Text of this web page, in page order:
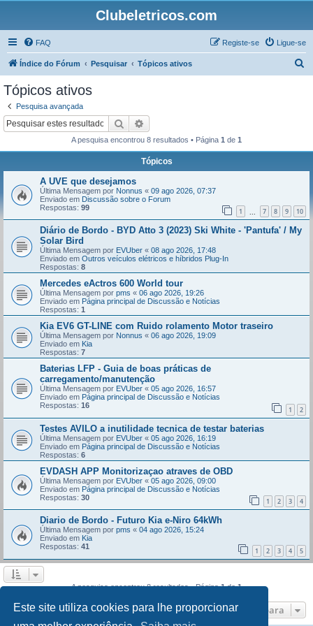
Este site utiliza cookies para lhe proporcionar
Clubeletricos.com
FAQ Ligue-se
Registe-se
Índice do Fórum Pesquisar Tópicos ativos
Tópicos ativos
Pesquisa avançada
Pesquisar
A pesquisa encontrou 8 resultados • Página 1 de 1
Tópicos
A UVE que desejamos
Última Mensagem por Nonnus « 09 ago 2026, 07:37
Enviado em Discussão sobre o Forum
Respostas: 99 1 7 8 9 10
Diário de Bordo - BYD Atto 3 (2023) Ski White - 'Pantufa' / My
Solar Bird
Última Mensagem por EVUber « 08 ago 2026, 17:48
Enviado em Outros veículos elétricos e híbridos Plug-In
Respostas: 8
Mercedes eActros 600 World tour
Última Mensagem por pms « 06 ago 2026, 19:26
Enviado em Página principal de Discussão e Notícias
Respostas: 1
Kia EV6 GT-LINE com Ruido rolamento Motor traseiro
Última Mensagem por Nonnus « 06 ago 2026, 19:09
Enviado em Kia
Respostas: 7
Baterias LFP - Guia de boas práticas de
carregamento/manutenção
Última Mensagem por EVUber « 05 ago 2026, 16:57
Enviado em Página principal de Discussão e Notícias
Respostas: 16 1 2
Testes AVILO a inutilidade tecnica de testar baterias
Última Mensagem por EVUber « 05 ago 2026, 16:19
Enviado em Página principal de Discussão e Notícias
Respostas: 6
EVDASH APP Monitorizaçao atraves de OBD
Última Mensagem por EVUber « 05 ago 2026, 09:00
Enviado em Página principal de Discussão e Notícias
Respostas: 30 1 2 3 4
Diario de Bordo - Futuro Kia e-Niro 64kWh
Última Mensagem por pms « 04 ago 2026, 15:24
Enviado em Kia
Respostas: 41 1 2 3 4 5
A pesquisa encontrou 8 resultados • Página1de1
Ir para